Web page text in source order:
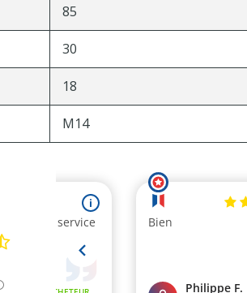
85
30
18
M14